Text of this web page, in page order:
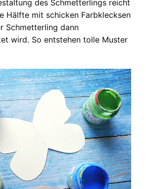
des Schmetterlings reicht
Hälfte mit schicken Farbklecksen
Schmetterling dann
wird. So entstehen tolle Muster